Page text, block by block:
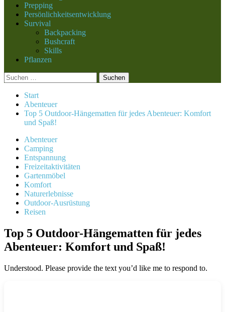
Prepping
Persönlichkeitsentwicklung
Survival
Backpacking
Bushcraft
Skills
Pflanzen
Suchen
nach:
Start
Abenteuer
Top 5 Outdoor-Hängematten für jedes Abenteuer: Komfort
und Spaß!
Abenteuer
Camping
Entspannung
Freizeitaktivitäten
Gartenmöbel
Komfort
Naturerlebnisse
Outdoor-Ausrüstung
Reisen
Top 5 Outdoor-Hängematten für jedes
Abenteuer: Komfort und Spaß!
Understood. Please provide the text you’d like me to respond to.